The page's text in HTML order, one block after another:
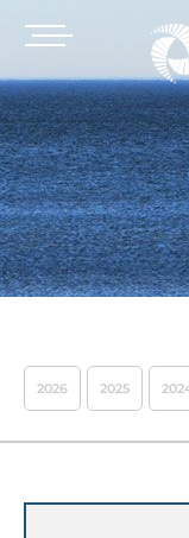
2026 2025